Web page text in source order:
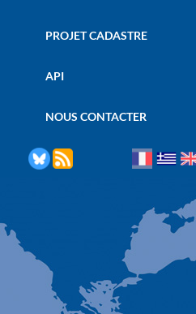
PROJET CADASTRE
API
NOUS CONTACTER